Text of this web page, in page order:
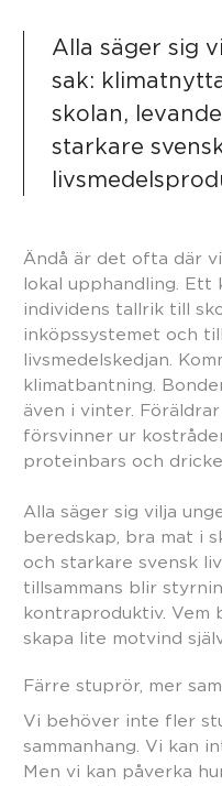
Alla säger sig
sak:
skolan,
starkare
Ändå är det ofta där
lokal upphandling. Ett
individens tallrik till
inköpssystemet och
livsmedelskedjan.
klimatbantning.
även i vinter.
försvinner ur
proteinbars och
Alla säger sig vilja
beredskap, bra mat i
och starkare svensk
tillsammans blir
kontraproduktiv. Vem
skapa lite motvind
Färre stuprör, mer
Vi behöver inte fler
sammanhang. Vi kan
Men vi kan påverka